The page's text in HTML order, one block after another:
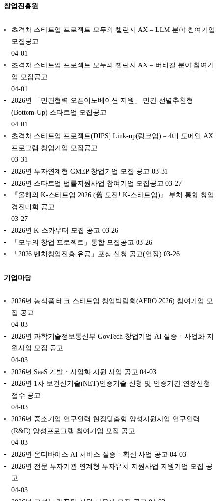
창업진흥원
초격차 스타트업 프로젝트 모두의 챌린지 AX – LLM 분야 참여기업
모집공고
04-01
초격차 스타트업 프로젝트 모두의 챌린지 AX – 버티컬 분야 참여기
업 모집공고
04-01
2026년 「민관협력 오픈이노베이션 지원」 민간 선별추천형
(Bottom-Up) 스타트업 모집공고
04-01
초격차 스타트업 프로젝트(DIPS) Link-up(링크업) – 4대 도메인 AX
프로그램 창업기업 모집공고
03-31
2026년 투자연계형 GMEP 창업기업 모집 공고 03-31
2026년 스타트업 법률지원사업 참여기업 모집공고 03-27
『올해의 K-스타트업 2026 (舊 도전! K-스타트업)』 부처 통합 창업
경진대회 공고
03-27
2026년 K-스카우터 모집 공고 03-26
「모두의 창업 프로젝트」통합 모집공고 03-26
「2026 벤처창업진흥 유공」포상 신청 공고(연장) 03-26
기업마당
2026년 농식품 테크 스타트업 창업박람회(AFRO 2026) 참여기업 모
집 공고
04-03
2026년 과학기술정보통신부 GovTech 창업기업 AI 실증ㆍ사업화 지
원사업 모집 공고
04-03
2026년 SaaS 개발ㆍ사업화 지원 사업 공고 04-03
2026년 1차 보건신기술(NET)인증기술 신청 및 인증기간 연장신청
접수 공고
04-03
2026년 중소기업 연구인력 현장맞춤형 양성지원사업 연구인력
(R&D) 양성프로그램 참여기업 모집 공고
04-03
2026년 온디바이스 AI 서비스 실증ㆍ확산 사업 공고 04-03
2026년 전문 투자기관 연계형 투자유치 지원사업 지원기업 모집 공
고
04-03